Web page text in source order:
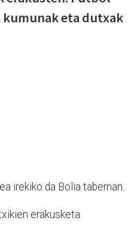
kumunak eta dutxak
irekiko da Bolia tabernan.
erakusketa